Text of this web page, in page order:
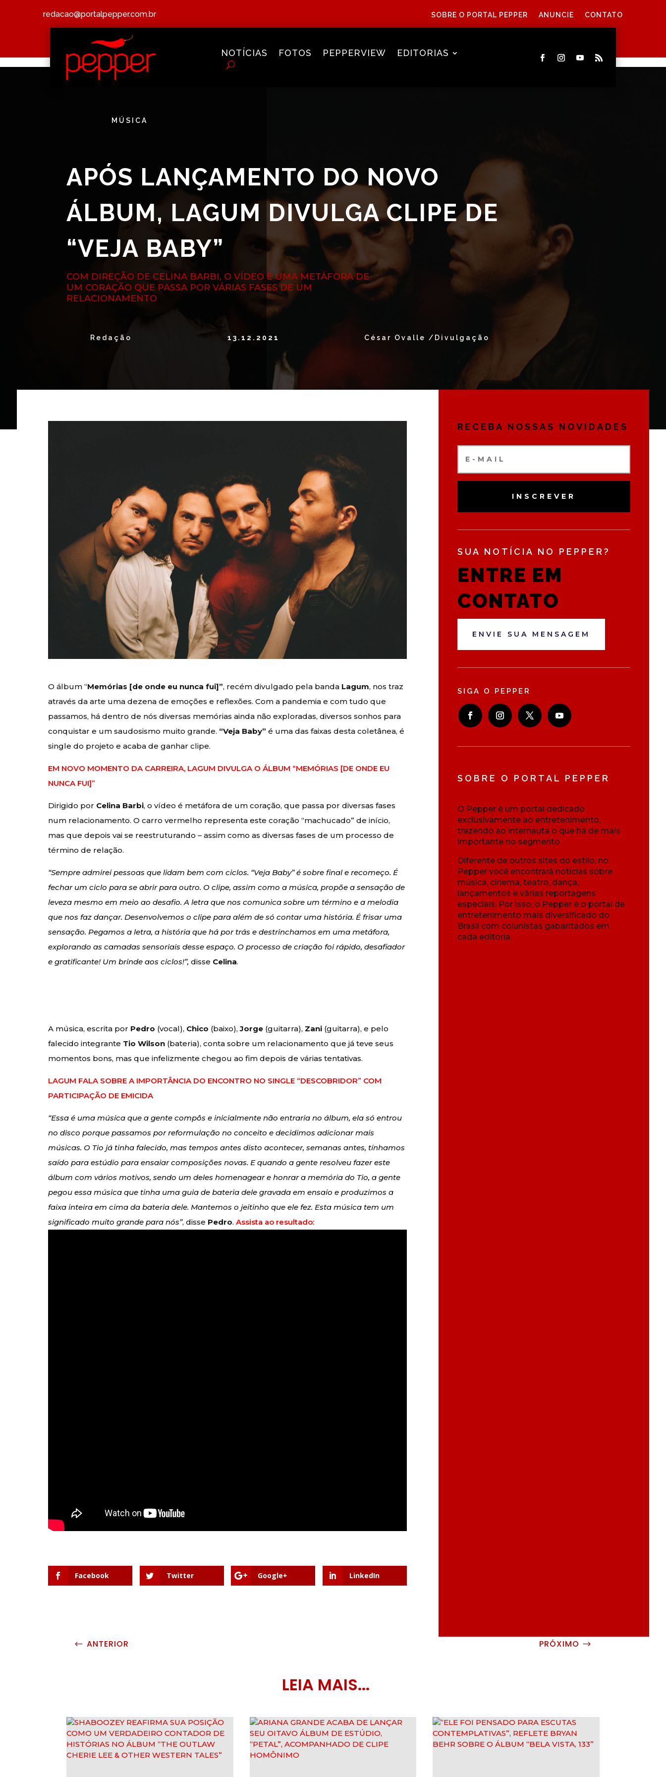
redacao@portalpepper.com.br SOBRE O PORTAL PEPPER ANUNCIE CONTATO
NOTÍCIAS FOTOS PEPPERVIEW EDITORIAS
MÚSICA
APÓS LANÇAMENTO DO NOVO
ÁLBUM, LAGUM DIVULGA CLIPE DE
“VEJA BABY”
COM DIREÇÃO DE CELINA BARBI, O VÍDEO É UMA METÁFORA DE
UM CORAÇÃO QUE PASSA POR VÁRIAS FASES DE UM
RELACIONAMENTO
Redação 13.12.2021 César Ovalle /Divulgação
O álbum “Memórias [de onde eu nunca fui]”, recém divulgado pela banda Lagum, nos traz
através da arte uma dezena de emoções e reflexões. Com a pandemia e com tudo que
passamos, há dentro de nós diversas memórias ainda não exploradas, diversos sonhos para
conquistar e um saudosismo muito grande. “Veja Baby” é uma das faixas desta coletânea, é
single do projeto e acaba de ganhar clipe.
EM NOVO MOMENTO DA CARREIRA, LAGUM DIVULGA O ÁLBUM “MEMÓRIAS [DE ONDE EU
NUNCA FUI]”
Dirigido por Celina Barbi, o vídeo é metáfora de um coração, que passa por diversas fases
num relacionamento. O carro vermelho representa este coração “machucado” de início,
mas que depois vai se reestruturando – assim como as diversas fases de um processo de
término de relação.
“Sempre admirei pessoas que lidam bem com ciclos. “Veja Baby” é sobre final e recomeço. É
fechar um ciclo para se abrir para outro. O clipe, assim como a música, propõe a sensação de
leveza mesmo em meio ao desafio. A letra que nos comunica sobre um término e a melodia
que nos faz dançar. Desenvolvemos o clipe para além de só contar uma história. É frisar uma
sensação. Pegamos a letra, a história que há por trás e destrinchamos em uma metáfora,
explorando as camadas sensoriais desse espaço. O processo de criação foi rápido, desafiador
e gratificante! Um brinde aos ciclos!”,disse Celina.
A música, escrita por Pedro (vocal), Chico (baixo),Jorge (guitarra), Zani (guitarra), e pelo
falecido integrante Tio Wilson (bateria), conta sobre um relacionamento que já teve seus
momentos bons, mas que infelizmente chegou ao fim depois de várias tentativas.
LAGUM FALA SOBRE A IMPORTÂNCIA DO ENCONTRO NO SINGLE “DESCOBRIDOR” COM
PARTICIPAÇÃO DE EMICIDA
“Essa é uma música que a gente compôs e inicialmente não entraria no álbum, ela só entrou
no disco porque passamos por reformulação no conceito e decidimos adicionar mais
músicas. O Tio já tinha falecido, mas tempos antes disto acontecer, semanas antes, tínhamos
saído para estúdio para ensaiar composições novas. E quando a gente resolveu fazer este
álbum com vários motivos, sendo um deles homenagear e honrar a memória do Tio, a gente
pegou essa música que tinha uma guia de bateria dele gravada em ensaio e produzimos a
faixa inteira em cima da bateria dele. Mantemos o jeitinho que ele fez. Esta música tem um
significado muito grande para nós”, disse Pedro.Assista ao resultado:
Facebook Twitter Google+ LinkedIn
RECEBA NOSSAS NOVIDADES
INSCREVER
SUA NOTÍCIA NO PEPPER?
ENTRE EM
CONTATO
ENVIE SUA MENSAGEM
SIGA O PEPPER
SOBRE O PORTAL PEPPER
O Pepper é um portal dedicado
exclusivamente ao entretenimento,
trazendo ao internauta o que há de mais
importante no segmento.
Diferente de outros sites do estilo, no
Pepper você encontrará notícias sobre
música, cinema, teatro, dança,
lançamentos e várias reportagens
especiais. Por isso, o Pepper é o portal de
entretenimento mais diversificado do
Brasil com colunistas gabaritados em
cada editoria.
# ANTERIOR PRÓXIMO $
LEIA MAIS...